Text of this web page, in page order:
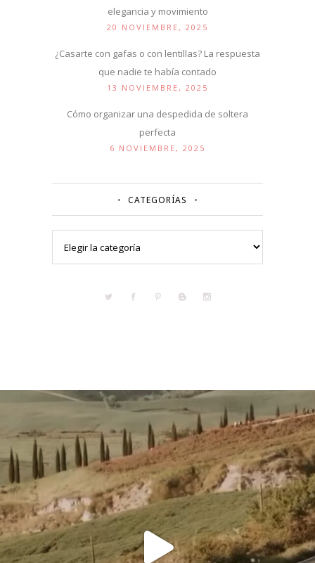
elegancia y movimiento
20 NOVIEMBRE, 2025
¿Casarte con gafas o con lentillas? La respuesta
que nadie te había contado
13 NOVIEMBRE, 2025
Cómo organizar una despedida de soltera
perfecta
6 NOVIEMBRE, 2025
CATEGORÍAS